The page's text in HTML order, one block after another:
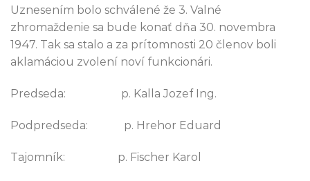
Uznesením bolo schválené že 3. Valné
zhromaždenie sa bude konať dňa 30. novembra
1947. Tak sa stalo a za prítomnosti 20 členov boli
aklamáciou zvolení noví funkcionári.
Predseda: p. Kalla Jozef Ing.
Podpredseda: p. Hrehor Eduard
Tajomník: p. Fischer Karol